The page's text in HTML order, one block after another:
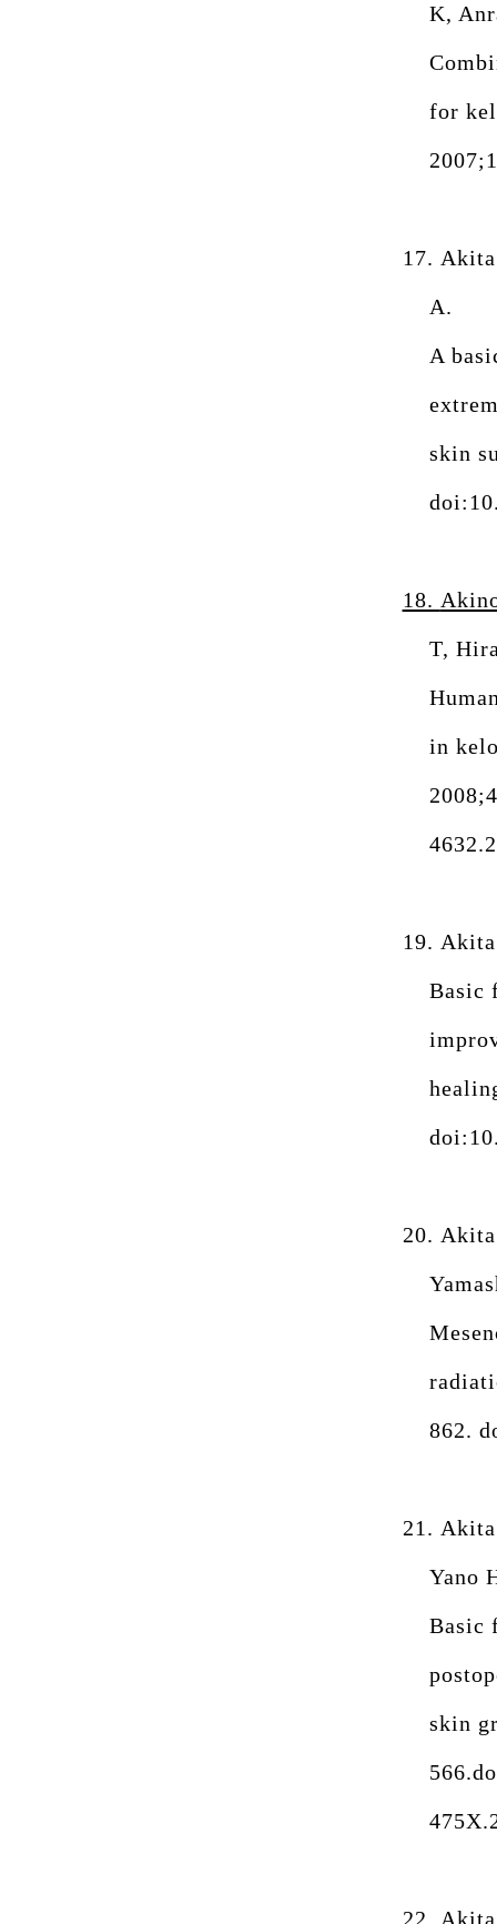
K,
for
17.
A.
A
skin
18.
T,
in
19.
Basic
20.
862.
21.
Yano
Basic
skin
22.